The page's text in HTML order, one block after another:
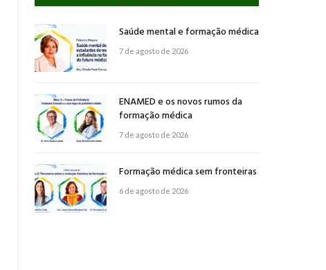
Saúde mental e formação médica
7 de agosto de 2026
ENAMED e os novos rumos da
formação médica
7 de agosto de 2026
Formação médica sem fronteiras
6 de agosto de 2026